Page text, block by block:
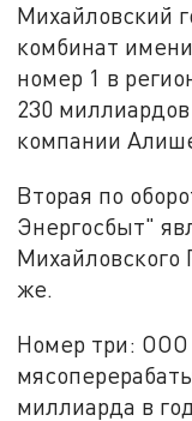
Михайловский
комбинат
номер 1 в
230
компании
Вторая по
Энергосбыт"
Михайловского
же.
Номер три: ООО
миллиарда в